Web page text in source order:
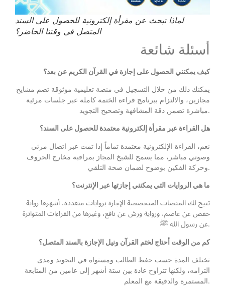
لماذا تبحث عن مقرأة إلكترونية للحصول على السند
المتصل في وقتنا الحاضر؟
أسئلة شائعة
كيف يمكنني الحصول على إجازة في القرآن الكريم عن بعد؟
يمكنك ذلك من خلال التسجيل في منصة تعليمية موثوقة تضم مشايخ
مجازين، والالتزام ببرنامج قراءة الختمة كاملة عبر جلسات مرئية
مباشرة تضمن دقة المشافهة وتصحيح التجويد.
هل القراءة عبر مقرأة إلكترونية معتمدة للحصول على السند؟
نعم، القراءة الإلكترونية معتمدة تماماً إذا تمت عبر اتصال مرئي
وصوتي مباشر، مما يسمح للشيخ المجاز بمراقبة مخارج الحروف
وحركة الفكين بوضوح لضمان صحة التلقي.
ما هي الروايات التي يمكنني إجازتها عبر الإنترنت؟
تتيح لك المنصات المتخصصة الإجازة بروايات متعددة، أشهرها رواية
حفص عن عاصم، ورواية ورش عن نافع، وغيرها من القراءات المتواترة
عن رسول الله ﷺ.
كم من الوقت أحتاج لختم القرآن ونيل الإجازة بالسند المتصل؟
تختلف المدة حسب حفظ الطالب ومستواه في التجويد ومدى
التزامه، ولكنها تتراوح عادة بين ستة أشهر إلى عامين من المتابعة
المستمرة والدقيقة مع المعلم.